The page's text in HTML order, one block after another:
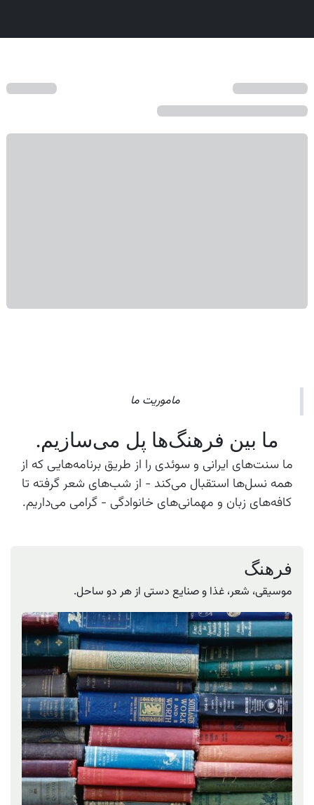
ماموریت ما
ما بین فرهنگ‌ها پل می‌سازیم.
ما سنت‌های ایرانی و سوئدی را از طریق برنامه‌هایی که از
همه نسل‌ها استقبال می‌کند - از شب‌های شعر گرفته تا
کافه‌های زبان و مهمانی‌های خانوادگی - گرامی می‌داریم.
فرهنگ
موسیقی، شعر، غذا و صنایع دستی از هر دو ساحل.